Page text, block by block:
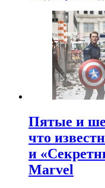
Пятые и
что
и
Marvel